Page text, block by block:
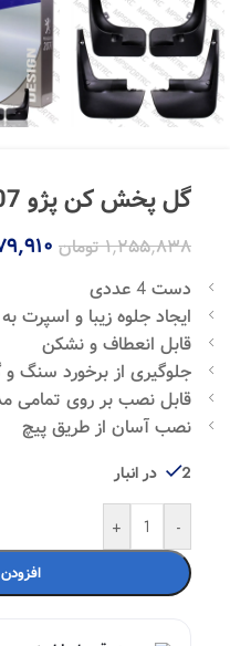
گل پخش کن پژو 207 چهار عددی
۱,۲۵۵,۸۳۸ تومان
دست 4 عددی
ایجاد جلوه زیبا و اسپرت
قابل انعطاف و نشکن
جلوگیری از برخورد سنگ و
قابل نصب بر روی تمامی
نصب آسان از طریق پیچ
2 در انبار
-
+